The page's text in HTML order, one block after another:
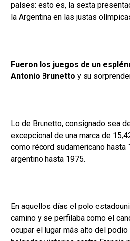
países: esto es, la sexta
la Argentina en las justas
Fueron los juegos de un
Antonio Brunetto y su
Lo de Brunetto, consignado sea
excepcional de una marca de
como récord sudamericano hasta
argentino hasta 1975.
En aquellos días el polo
camino y se perfilaba como el
ocupar el lugar más alto del